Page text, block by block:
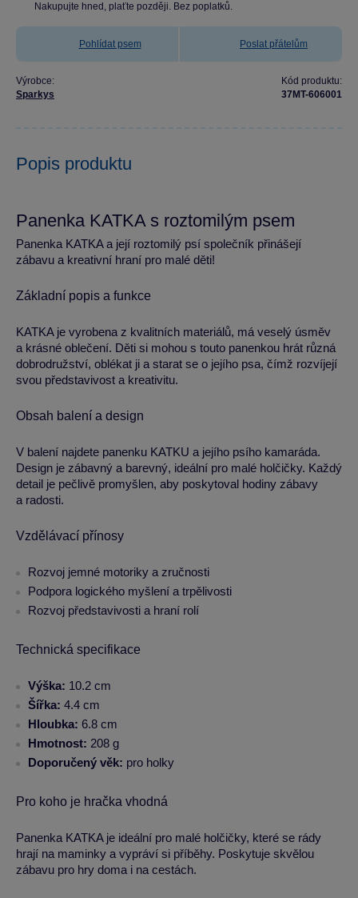
Nakupujte hned, plaťte později. Bez poplatků.
Pohlídat psem Poslat přátelům
Výrobce:
Sparkys
Kód produktu:
37MT-606001
Popis produktu
Panenka KATKA s roztomilým psem
Panenka KATKA a její roztomilý psí společník přinášejí
zábavu a kreativní hraní pro malé děti!
Základní popis a funkce
KATKA je vyrobena z kvalitních materiálů, má veselý úsměv
a krásné oblečení. Děti si mohou s touto panenkou hrát různá
dobrodružství, oblékat ji a starat se o jejího psa, čímž rozvíjejí
svou představivost a kreativitu.
Obsah balení a design
V balení najdete panenku KATKU a jejího psího kamaráda.
Design je zábavný a barevný, ideální pro malé holčičky. Každý
detail je pečlivě promyšlen, aby poskytoval hodiny zábavy
a radosti.
Vzdělávací přínosy
Rozvoj jemné motoriky a zručnosti
Podpora logického myšlení a trpělivosti
Rozvoj představivosti a hraní rolí
Technická specifikace
Výška: 10.2 cm
Šířka: 4.4 cm
Hloubka: 6.8 cm
Hmotnost: 208 g
Doporučený věk: pro holky
Pro koho je hračka vhodná
Panenka KATKA je ideální pro malé holčičky, které se rády
hrají na maminky a vypráví si příběhy. Poskytuje skvělou
zábavu pro hry doma i na cestách.